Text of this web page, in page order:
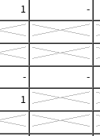
1
-
-
-
1